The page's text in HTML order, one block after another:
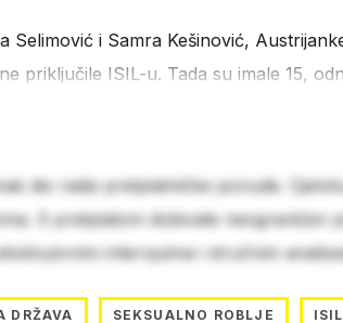
Selimović i Samra Kešinović,
priključile ISIL-u. Tada su imale 15,
dio naše pretplatničke ponude.
S pretplatom dobivate neograničen
intervjuima i stručnim
DRŽAVA SEKSUALNO ROBLJE ISIL